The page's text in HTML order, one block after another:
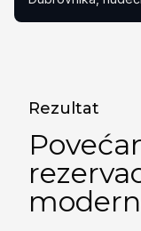
Rezultat